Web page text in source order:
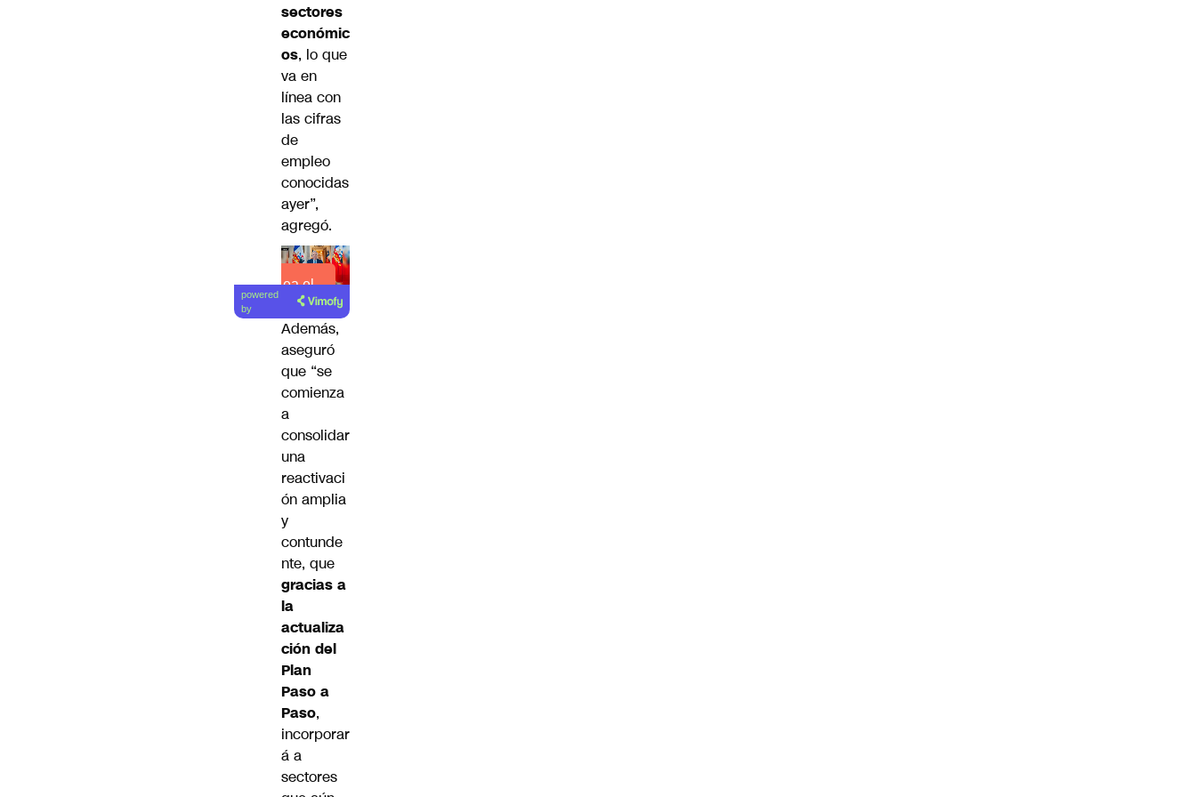
sectores
económic
os, lo que
va en
línea con
las cifras
de
empleo
conocidas
ayer”,
agregó.
Lea el
artículo
powered
by
Además,
aseguró
que “se
comienza
a
consolidar
una
reactivaci
ón amplia
y
contunde
nte, que
gracias a
la
actualiza
ción del
Plan
Paso a
Paso,
incorporar
á a
sectores